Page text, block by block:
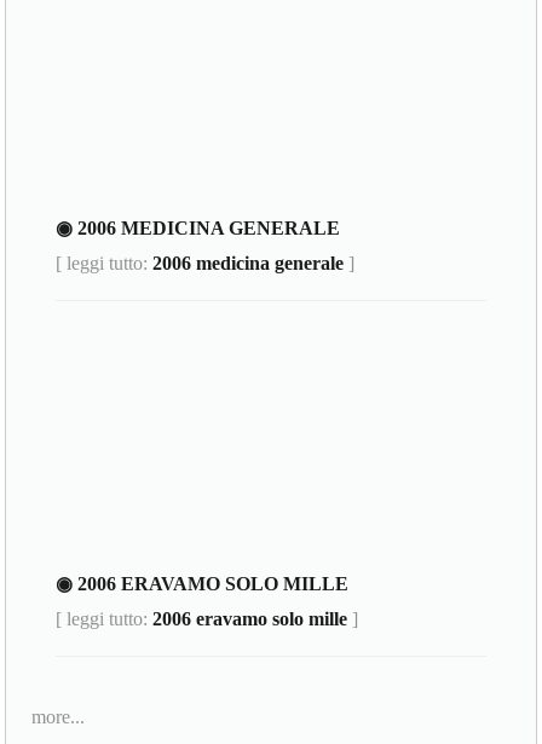
◉ 2006 MEDICINA GENERALE
[ leggi tutto:2006 medicina generale ]
◉ 2006 ERAVAMO SOLO MILLE
[ leggi tutto:2006 eravamo solo mille ]
more...